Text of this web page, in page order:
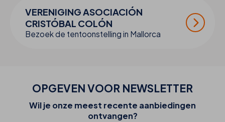
VERENIGING ASOCIACIÓN
CRISTÓBAL COLÓN
Bezoek de tentoonstelling in Mallorca
OPGEVEN VOOR NEWSLETTER
Wil je onze meest recente aanbiedingen
ontvangen?